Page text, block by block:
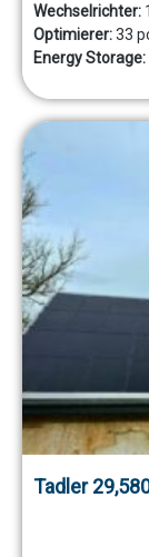
Wechselrichter:
Optimierer:33
Energy Storage:
Tadler